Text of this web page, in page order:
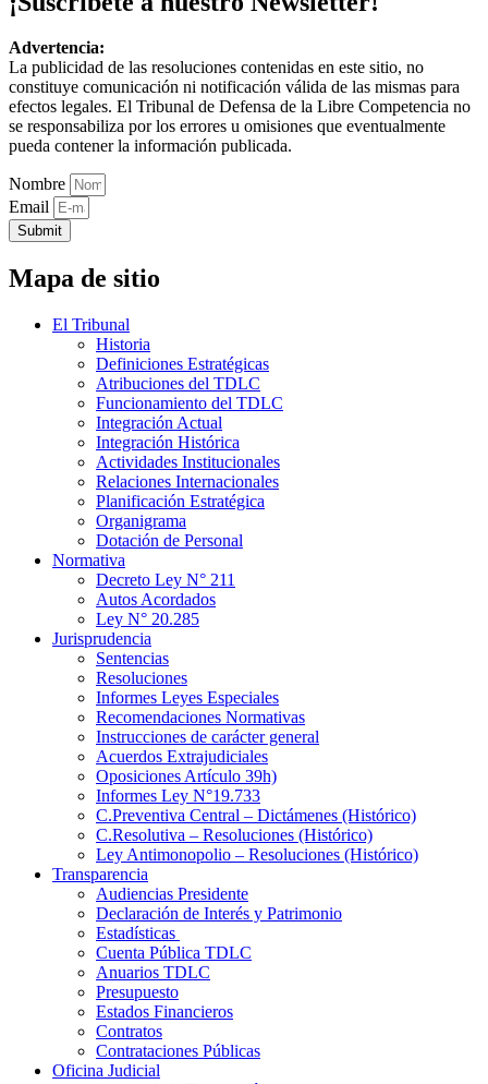
Advertencia:
La publicidad de las resoluciones contenidas en este sitio, no
constituye comunicación ni notificación válida de las mismas para
efectos legales. El Tribunal de Defensa de la Libre Competencia no
se responsabiliza por los errores u omisiones que eventualmente
pueda contener la información publicada.
Nombre
Email
Submit
Mapa de sitio
El Tribunal
Historia
Definiciones Estratégicas
Atribuciones del TDLC
Funcionamiento del TDLC
Integración Actual
Integración Histórica
Actividades Institucionales
Relaciones Internacionales
Planificación Estratégica
Organigrama
Dotación de Personal
Normativa
Decreto Ley N° 211
Autos Acordados
Ley N° 20.285
Jurisprudencia
Sentencias
Resoluciones
Informes Leyes Especiales
Recomendaciones Normativas
Instrucciones de carácter general
Acuerdos Extrajudiciales
Oposiciones Artículo 39h)
Informes Ley N°19.733
C.Preventiva Central – Dictámenes (Histórico)
C.Resolutiva – Resoluciones (Histórico)
Ley Antimonopolio – Resoluciones (Histórico)
Transparencia
Audiencias Presidente
Declaración de Interés y Patrimonio
Estadísticas
Cuenta Pública TDLC
Anuarios TDLC
Presupuesto
Estados Financieros
Contratos
Contrataciones Públicas
Oficina Judicial